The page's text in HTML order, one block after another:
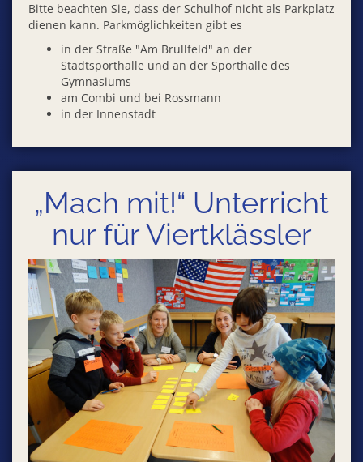
Bitte beachten Sie, dass der Schulhof nicht als Parkplatz
dienen kann. Parkmöglichkeiten gibt es
in der Straße "Am Brullfeld" an der
Stadtsporthalle und an der Sporthalle des
Gymnasiums
am Combi und bei Rossmann
in der Innenstadt
„Mach mit!“ Unterricht
nur für Viertklässler